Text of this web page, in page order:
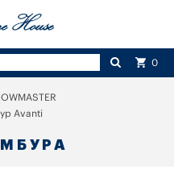
0
Avanti